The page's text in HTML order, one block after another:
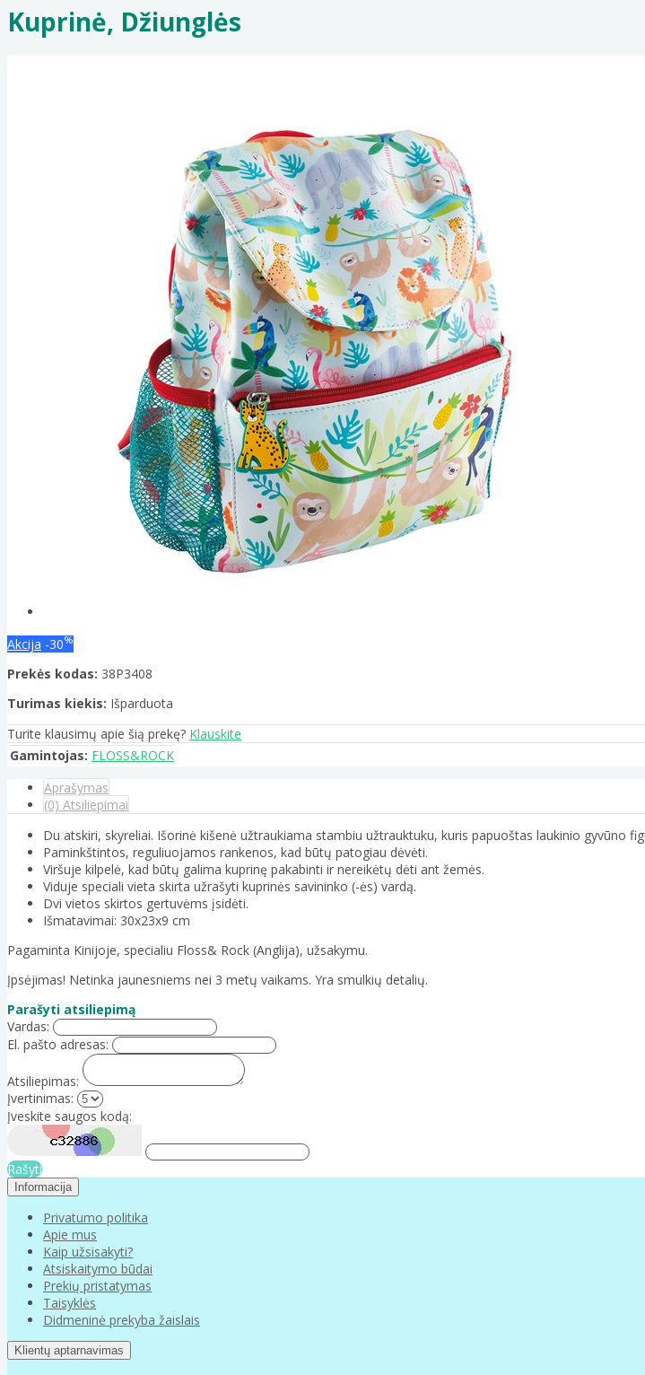
Kuprinė, Džiunglės
Akcija -30%
Prekės kodas: 38P3408
Turimas kiekis: Išparduota
Turite klausimų apie šią prekę? Klauskite
Gamintojas: FLOSS&ROCK
Aprašymas
(0) Atsiliepimai
Du atskiri, skyreliai. Išorinė kišenė užtraukiama stambiu užtrauktuku, kuris papuoštas laukinio gyvūno
Paminkštintos, reguliuojamos rankenos, kad būtų patogiau dėvėti.
Viršuje kilpelė, kad būtų galima kuprinę pakabinti ir nereikėtų dėti ant žemės.
Viduje speciali vieta skirta užrašyti kuprinės savininko (-ės) vardą.
Dvi vietos skirtos gertuvėms įsidėti.
Išmatavimai: 30x23x9 cm
Pagaminta Kinijoje, specialiu Floss& Rock (Anglija), užsakymu.
Įpsėjimas! Netinka jaunesniems nei 3 metų vaikams. Yra smulkių detalių.
Parašyti atsiliepimą
Vardas:
El. pašto adresas:
Atsiliepimas:
Įvertinimas:
Įveskite saugos kodą:
Rašyti
Informacija
Privatumo politika
Apie mus
Kaip užsisakyti?
Atsiskaitymo būdai
Prekių pristatymas
Taisyklės
Didmeninė prekyba žaislais
Klientų aptarnavimas